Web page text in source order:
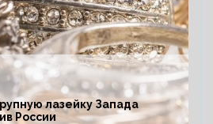
лазейку Запада
России